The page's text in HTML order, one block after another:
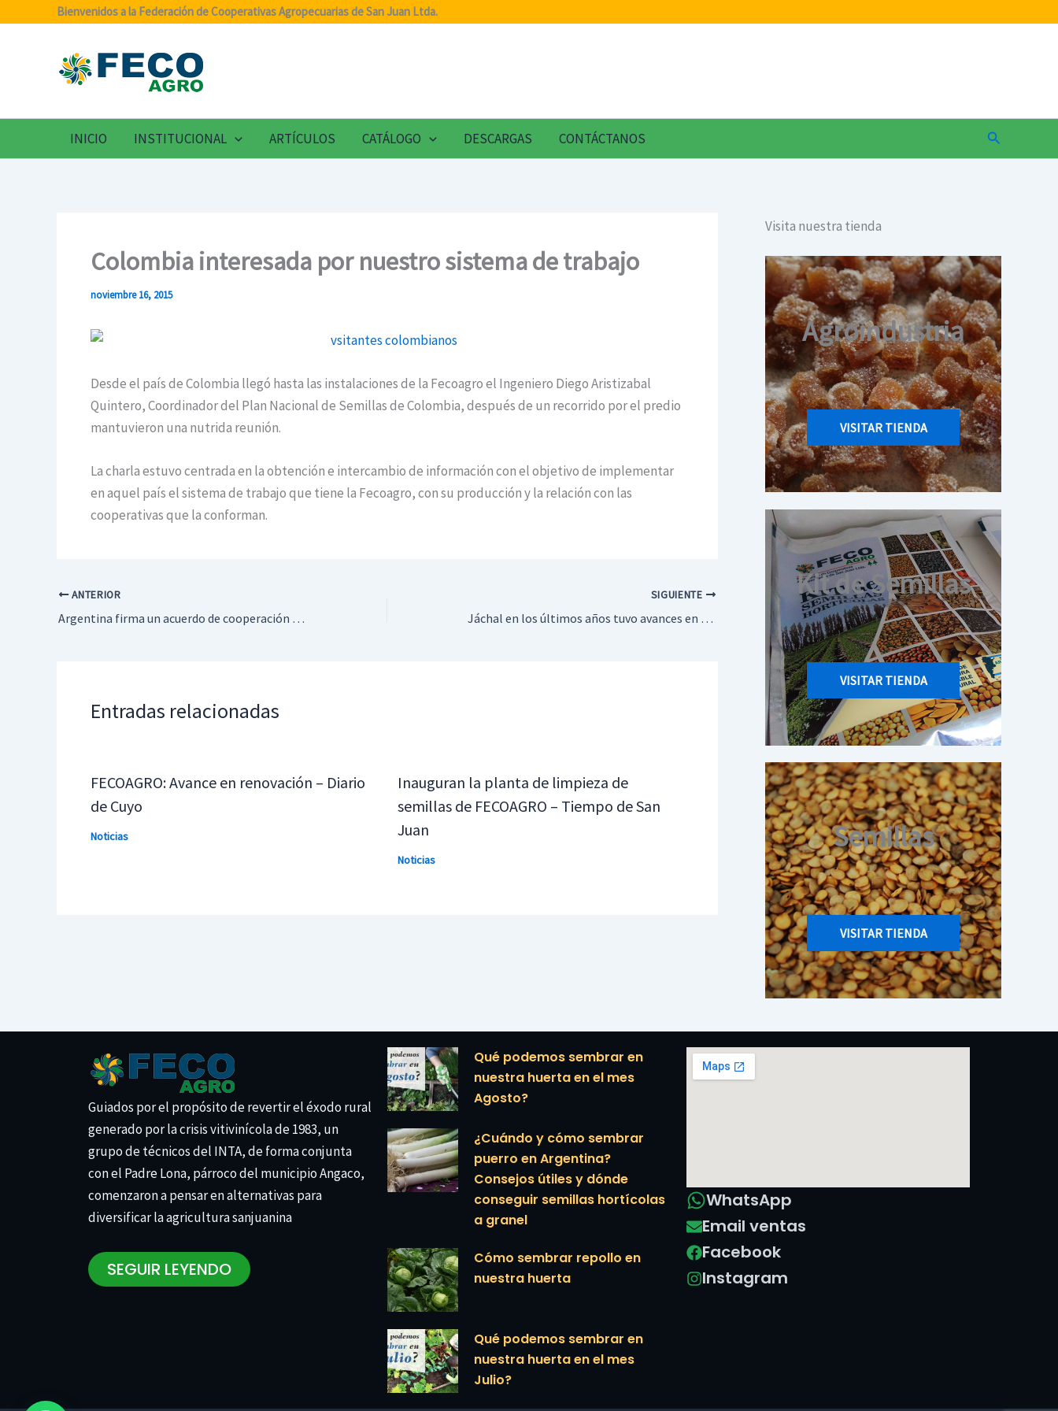
Bienvenidos a la Federación de Cooperativas Agropecuarias de San Juan Ltda.
INICIO INSTITUCIONAL ARTÍCULOS CATÁLOGO DESCARGAS CONTÁCTANOS Buscar
Colombia interesada por nuestro sistema de trabajo
noviembre 16, 2015
Desde el país de Colombia llegó hasta las instalaciones de la Fecoagro el Ingeniero Diego Aristizabal
Quintero, Coordinador del Plan Nacional de Semillas de Colombia, después de un recorrido por el predio
mantuvieron una nutrida reunión.
La charla estuvo centrada en la obtención e intercambio de información con el objetivo de implementar
en aquel país el sistema de trabajo que tiene la Fecoagro, con su producción y la relación con las
cooperativas que la conforman.
ANTERIOR
Argentina firma un acuerdo de cooperación agropecuaria con Australia
SIGUIENTE
Jáchal en los últimos años tuvo avances en el campo
Entradas relacionadas
FECOAGRO: Avance en renovación – Diario
de Cuyo
Noticias
Inauguran la planta de limpieza de
semillas de FECOAGRO – Tiempo de San
Juan
Noticias
Visita nuestra tienda
Agroindustria
VISITAR TIENDA
Kit de Semillas
VISITAR TIENDA
Semillas
VISITAR TIENDA
Guiados por el propósito de revertir el éxodo rural
generado por la crisis vitivinícola de 1983, un
grupo de técnicos del INTA, de forma conjunta
con el Padre Lona, párroco del municipio Angaco,
comenzaron a pensar en alternativas para
diversificar la agricultura sanjuanina
SEGUIR LEYENDO
Qué podemos sembrar en
nuestra huerta en el mes
Agosto?
¿Cuándo y cómo sembrar
puerro en Argentina?
Consejos útiles y dónde
conseguir semillas hortícolas
a granel
Cómo sembrar repollo en
nuestra huerta
Qué podemos sembrar en
nuestra huerta en el mes
Julio?
WhatsApp
Email ventas
Facebook
Instagram